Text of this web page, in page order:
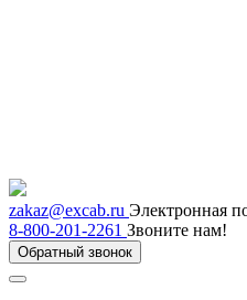
zakaz@excab.ru Электронная
8-800-201-2261 Звоните нам!
Обратный звонок